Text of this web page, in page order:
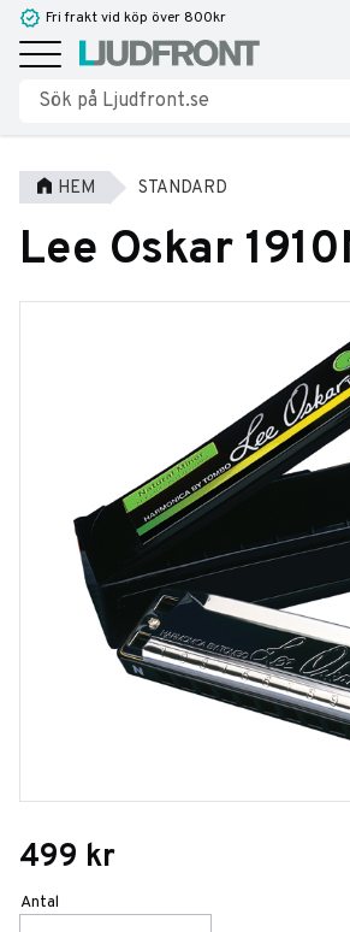
Meny
Fri frakt vid köp över 800kr
HEM STANDARD
Lee Oskar
499 kr
Antal